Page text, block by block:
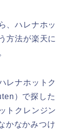
、ハレナホッ
方法が楽天に
レナホットク
）で探した
トクレンジン
かなかみつけ